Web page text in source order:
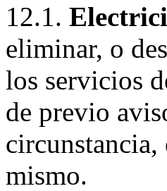
12.1.
eliminar, o
los servicios
de previo
circunstancia,
mismo.